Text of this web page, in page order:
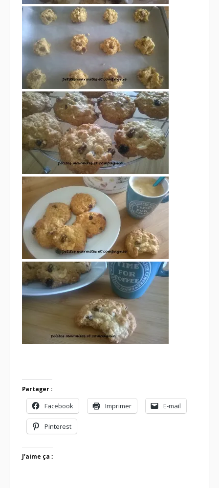
Partager :
Facebook Imprimer E-mail
Pinterest
J’aime ça :